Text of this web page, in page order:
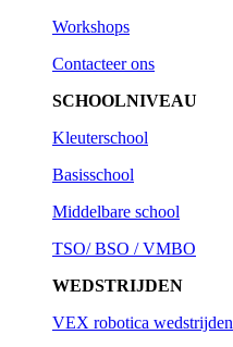
Workshops
Contacteer ons
SCHOOLNIVEAU
Kleuterschool
Basisschool
Middelbare school
TSO/ BSO / VMBO
WEDSTRIJDEN
VEX robotica wedstrijden